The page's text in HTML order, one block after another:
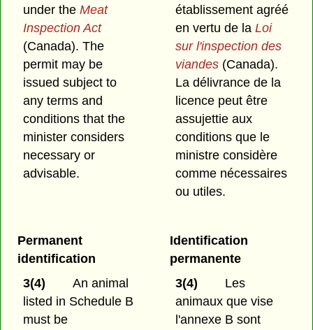
under the Meat
Inspection Act
(Canada). The
permit may be
issued subject to
any terms and
conditions that the
minister considers
necessary or
advisable.
établissement agréé
en vertu de laLoi
sur l'inspection des
viandes (Canada).
La délivrance de la
licence peut être
assujettie aux
conditions que le
ministre considère
comme nécessaires
ou utiles.
Permanent
identification
3(4)
An animal
listed in Schedule B
must be
Identification
permanente
3(4)
Les
animaux que vise
l'annexe B sont